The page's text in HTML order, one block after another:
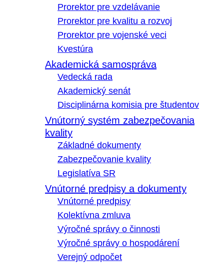
Prorektor pre vzdelávanie
Prorektor pre kvalitu a rozvoj
Prorektor pre vojenské veci
Kvestúra
Akademická samospráva
Vedecká rada
Akademický senát
Disciplinárna komisia pre študentov
Vnútorný systém zabezpečovania
kvality
Základné dokumenty
Zabezpečovanie kvality
Legislatíva SR
Vnútorné predpisy a dokumenty
Vnútorné predpisy
Kolektívna zmluva
Výročné správy o činnosti
Výročné správy o hospodárení
Verejný odpočet